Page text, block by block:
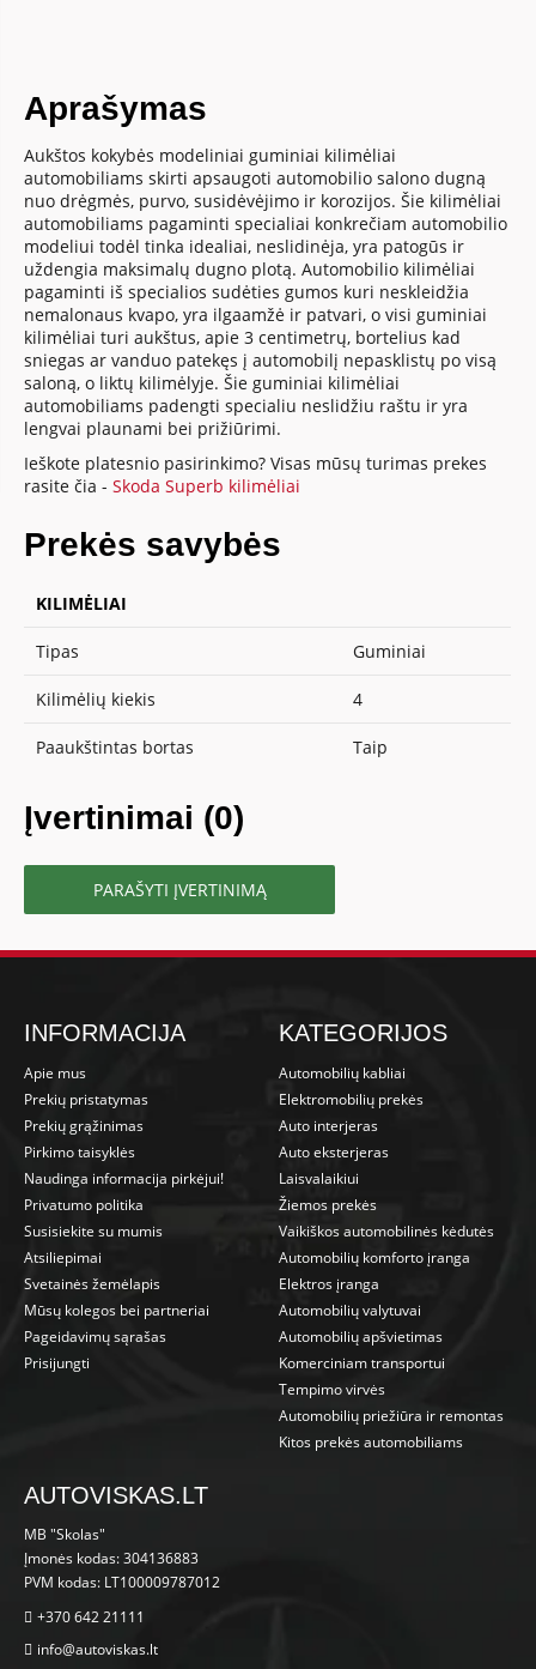
Aprašymas
Aukštos kokybės modeliniai guminiai kilimėliai
automobiliams skirti apsaugoti automobilio salono dugną
nuo drėgmės, purvo, susidėvėjimo ir korozijos. Šie kilimėliai
automobiliams pagaminti specialiai konkrečiam automobilio
modeliui todėl tinka idealiai, neslidinėja, yra patogūs ir
uždengia maksimalų dugno plotą. Automobilio kilimėliai
pagaminti iš specialios sudėties gumos kuri neskleidžia
nemalonaus kvapo, yra ilgaamžė ir patvari, o visi guminiai
kilimėliai turi aukštus, apie 3 centimetrų, bortelius kad
sniegas ar vanduo patekęs į automobilį nepasklistų po visą
saloną, o liktų kilimėlyje. Šie guminiai kilimėliai
automobiliams padengti specialiu neslidžiu raštu ir yra
lengvai plaunami bei prižiūrimi.
Ieškote platesnio pasirinkimo? Visas mūsų turimas prekes
rasite čia -Skoda Superb kilimėliai
Prekės savybės
KILIMĖLIAI
Tipas Guminiai
Kilimėlių kiekis 4
Paaukštintas bortas Taip
Įvertinimai (0)
PARAŠYTI ĮVERTINIMĄ
INFORMACIJA
Apie mus
Prekių pristatymas
Prekių grąžinimas
Pirkimo taisyklės
Naudinga informacija pirkėjui!
Privatumo politika
Susisiekite su mumis
Atsiliepimai
Svetainės žemėlapis
Mūsų kolegos bei partneriai
Pageidavimų sąrašas
Prisijungti
KATEGORIJOS
Automobilių kabliai
Elektromobilių prekės
Auto interjeras
Auto eksterjeras
Laisvalaikiui
Žiemos prekės
Vaikiškos automobilinės kėdutės
Automobilių komforto įranga
Elektros įranga
Automobilių valytuvai
Automobilių apšvietimas
Komerciniam transportui
Tempimo virvės
Automobilių priežiūra ir remontas
Kitos prekės automobiliams
AUTOVISKAS.LT
MB "Skolas"
Įmonės kodas: 304136883
PVM kodas: LT100009787012
+370 642 21111
info@autoviskas.lt